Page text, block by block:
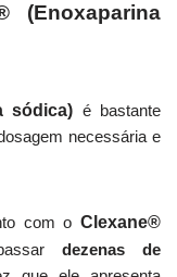
(Enoxaparina
sódica) é bastante
necessária e
com o Clexane®
dezenas de